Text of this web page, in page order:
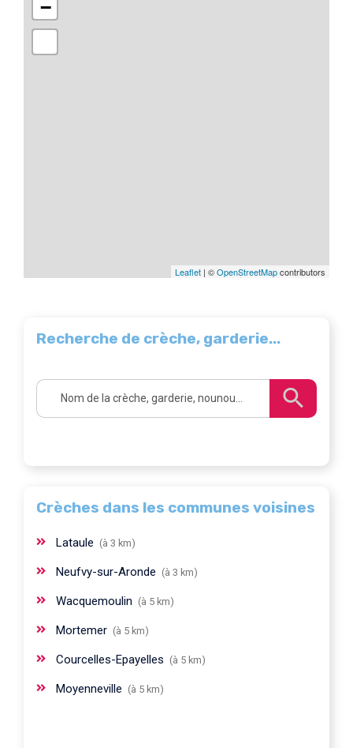
−
Leaflet | ©OpenStreetMapcontributors
Recherche de crèche, garderie...
Crèches dans les communes voisines
Lataule (à 3 km)
Neufvy-sur-Aronde (à 3 km)
Wacquemoulin (à 5 km)
Mortemer (à 5 km)
Courcelles-Epayelles (à 5 km)
Moyenneville (à 5 km)